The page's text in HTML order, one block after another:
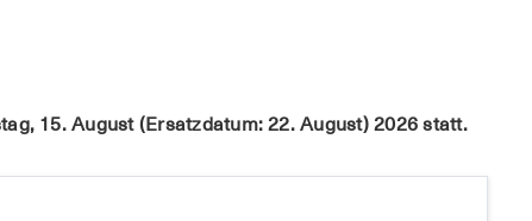
15. August (Ersatzdatum: 22. August) 2026 statt.